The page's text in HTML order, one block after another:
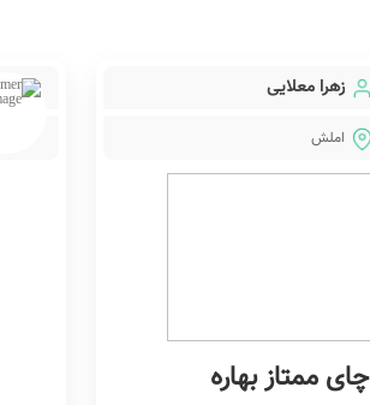
زهرا معلایی
املش
چای ممتاز بهاره